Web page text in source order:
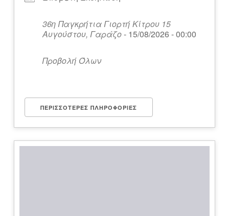
36η Παγκρήτια Γιορτή Κίτρου 15
Αυγούστου, Γαράζο- 15/08/2026 - 00:00
Προβολή Όλων
ΠΕΡΙΣΣΌΤΕΡΕΣ ΠΛΗΡΟΦΟΡΊΕΣ